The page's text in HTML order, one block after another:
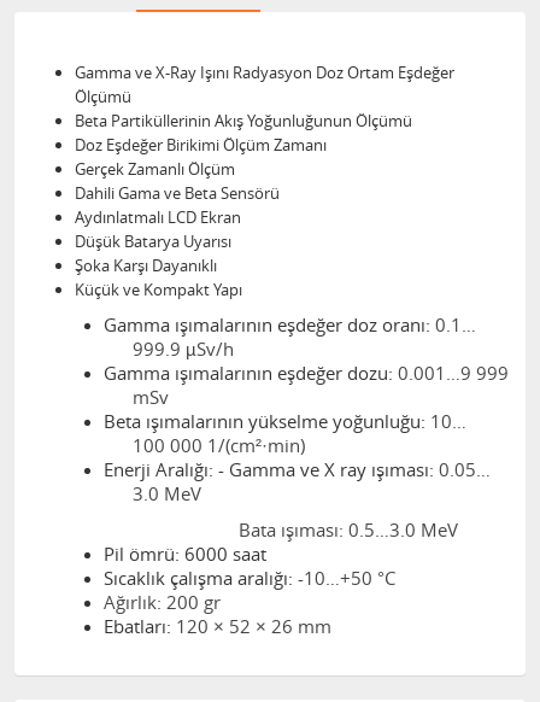
Gamma ve X-Ray Işını Radyasyon Doz Ortam Eşdeğer
Ölçümü
Beta Partiküllerinin Akış Yoğunluğunun Ölçümü
Doz Eşdeğer Birikimi Ölçüm Zamanı
Gerçek Zamanlı Ölçüm
Dahili Gama ve Beta Sensörü
Aydınlatmalı LCD Ekran
Düşük Batarya Uyarısı
Şoka Karşı Dayanıklı
Küçük ve Kompakt Yapı
Gamma ışımalarının eşdeğer doz oranı: 0.1…
999.9 µSv/h
Gamma ışımalarının eşdeğer dozu: 0.001…9 999
mSv
Beta ışımalarının yükselme yoğunluğu: 10…
100 000 1/(cm²·min)
Enerji Aralığı: - Gamma ve X ray ışıması: 0.05…
3.0 MeV
Bata ışıması: 0.5…3.0 MeV
Pil ömrü: 6000 saat
Sıcaklık çalışma aralığı: -10…+50 °C
Ağırlık: 200 gr
Ebatları: 120 × 52 × 26 mm